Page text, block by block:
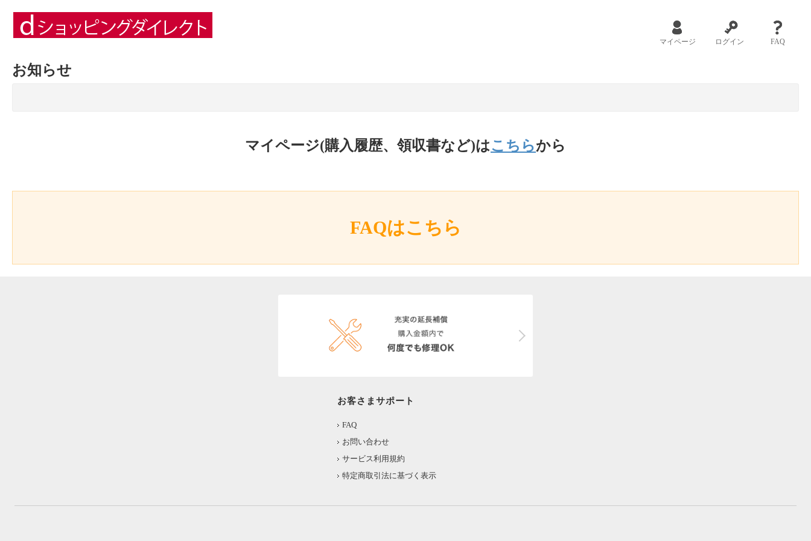
マイページ ログイン FAQ
お知らせ
マイページ(購入履歴、領収書など)はこちらから
FAQはこちら
お客さまサポート
FAQ
お問い合わせ
サービス利用規約
特定商取引法に基づく表示